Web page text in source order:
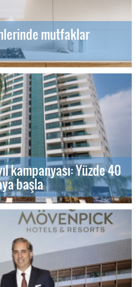
mutfaklar
kampanyası: Yüzde 40
başla